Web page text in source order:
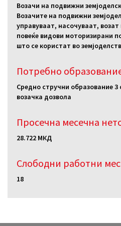
Возачи на подвижни
Возачите на подвижни
управуваат, насочуваат,
повеќе видови моторизирани
што се користат во
Потребно
Средно стручни образование 3
возачка дозвола
Просечна месечна
28.722 МКД
Слободни работни
18